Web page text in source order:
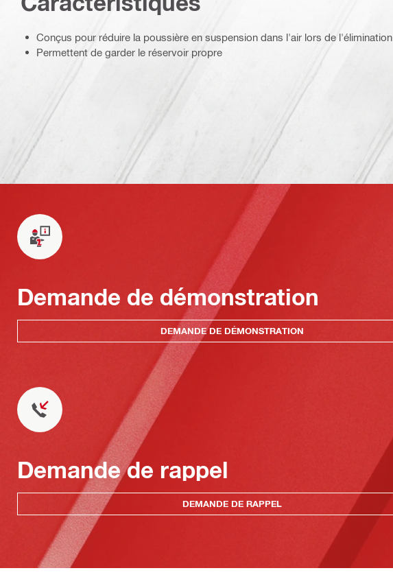
Conçus pour réduire la poussière en suspension dans l'air lors de l'élimination
Permettent de garder le réservoir propre
Demande de démonstration
DEMANDE DE DÉMONSTRATION
Demande de rappel
DEMANDE DE RAPPEL